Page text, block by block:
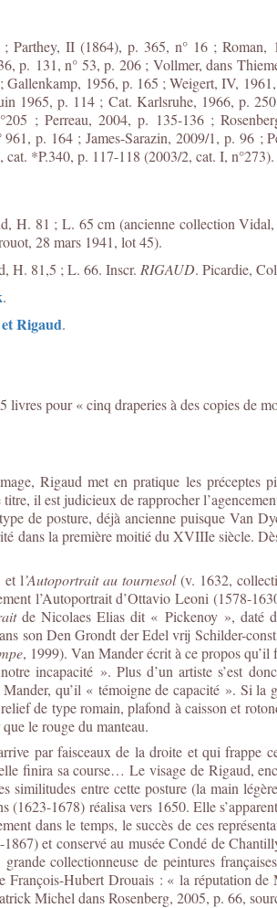
Parthey, II (1864), p. 365, n° 16 ; Roman,
p. 131, n° 53, p. 206 ; Vollmer, dans
Gallenkamp, 1956, p. 165 ; Weigert, IV,
1965, p. 114 ; Cat. Karlsruhe, 1966, p.
; Perreau, 2004, p. 135-136 ;
p. 164 ; James-Sarazin, 2009/1, p. 96 ;
cat. *P.340, p. 117-118 (2003/2, cat. I, n°273).
H. 81 ; L. 65 cm (ancienne collection
28 mars 1941, lot 45).
H. 81,5 ; L. 66. Inscr. RIGAUD. Picardie,
.
Rigaud.
livres pour « cinq draperies à des copies de
Rigaud met en pratique les préceptes
il est judicieux de rapprocher
de posture, déjà ancienne puisque Van
dans la première moitié du XVIIIe siècle.
et l’Autoportrait au tournesol(v. 1632,
l’Autoportrait d’Ottavio Leoni (1578-
de Nicolaes Elias dit « Pickenoy », daté
son Den Grondt der Edel vrij Schilder-
, 1999). Van Mander écrit à ce propos qu’il
incapacité ». Plus d’un artiste s’est
qu’il « témoigne de capacité ». Si
de type romain, plafond à caisson et
le rouge du manteau.
par faisceaux de la droite et qui frappe
finira sa course… Le visage de Rigaud,
similitudes entre cette posture (la main
(1623-1678) réalisa vers 1650. Elle
dans le temps, le succès de ces
et conservé au musée Condé de
collectionneuse de peintures
Hubert Drouais : « la réputation de
Michel dans Rosenberg, 2005, p. 66,